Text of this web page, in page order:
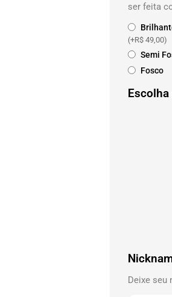
ser feita
(+R$ 49,00)
Semi
Fosco
Deixe seu